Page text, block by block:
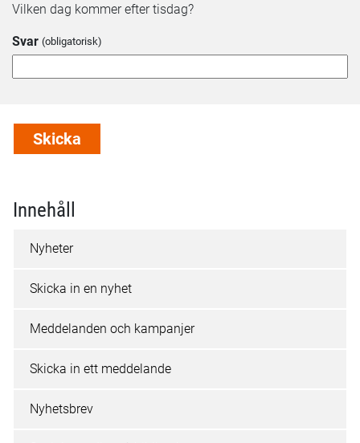
Vilken dag kommer efter tisdag?
Svar
Innehåll
Nyheter
Skicka in en nyhet
Meddelanden och kampanjer
Skicka in ett meddelande
Nyhetsbrev